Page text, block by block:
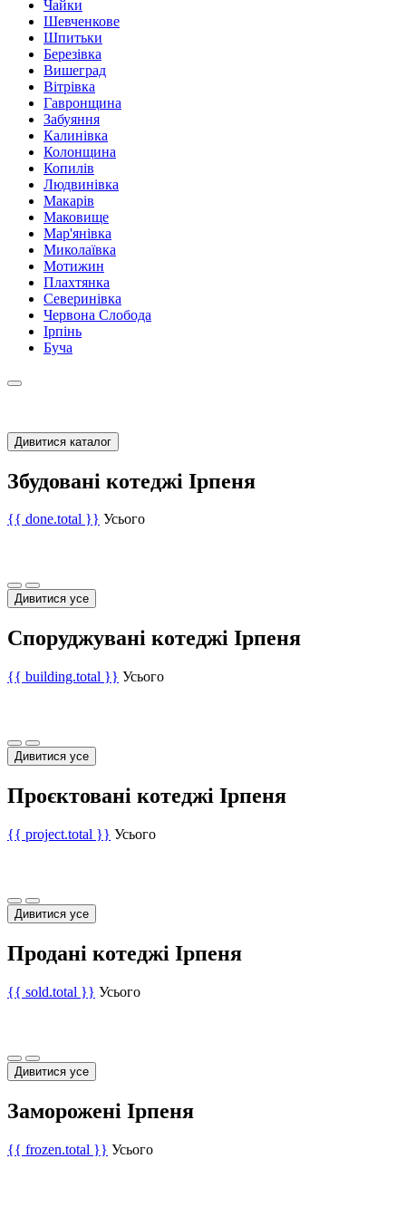
Чайки
Шевченкове
Шпитьки
Березівка
Вишеград
Вітрівка
Гавронщина
Забуяння
Калинівка
Колонщина
Копилів
Людвинівка
Макарів
Маковище
Мар'янівка
Миколаївка
Мотижин
Плахтянка
Северинівка
Червона Слобода
Ірпінь
Буча
Дивитися каталог
Збудовані котеджі Ірпеня
{{ done.total }} Усього
Дивитися усе
Споруджувані котеджі Ірпеня
{{ building.total }} Усього
Дивитися усе
Проєктовані котеджі Ірпеня
{{ project.total }} Усього
Дивитися усе
Продані котеджі Ірпеня
{{ sold.total }} Усього
Дивитися усе
Заморожені Ірпеня
{{ frozen.total }} Усього